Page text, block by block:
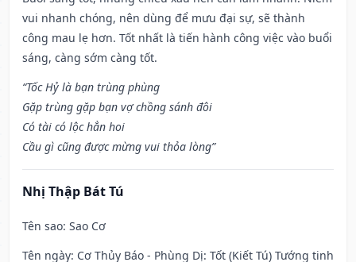
vui nhanh chóng, nên dùng để mưu đại sự, sẽ thành
công mau lẹ hơn. Tốt nhất là tiến hành công việc vào buổi
sáng, càng sớm càng tốt.
“Tốc Hỷ là bạn trùng phùng
Gặp trùng gặp bạn vợ chồng sánh đôi
Có tài có lộc hẳn hoi
Cầu gì cũng được mừng vui thỏa lòng”
Nhị Thập Bát Tú
Tên sao: Sao Cơ
Tên ngày: Cơ Thủy Báo - Phùng Dị: Tốt (Kiết Tú) Tướng tinh